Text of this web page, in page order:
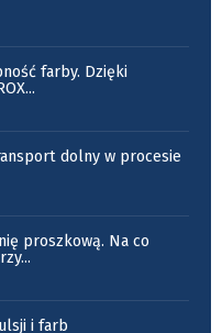
farby. Dzięki
...
dolny w procesie
proszkową. Na co
...
i farb